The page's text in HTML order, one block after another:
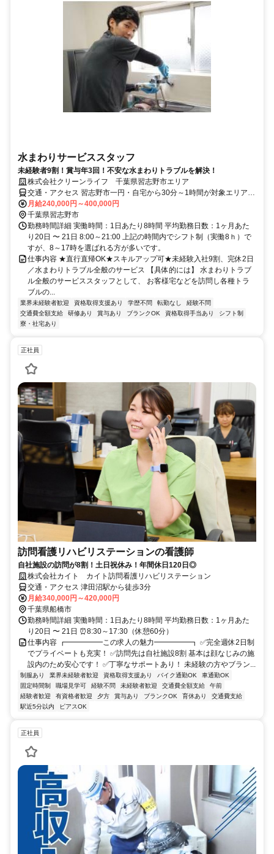
水まわりサービススタッフ
未経験者9割！賞与年3回！不安な水まわりトラブルを解決！
株式会社クリーンライフ 千葉県習志野市エリア
交通・アクセス 習志野市一円・自宅から30分～1時間が対象エリアで
す（直行直帰）。
月給240,000円～400,000円
千葉県習志野市
勤務時間詳細 実働時間：1日あたり8時間 平均勤務日数：1ヶ月あた
り20日 〜 21日 8:00～21:00 上記の時間内でシフト制（実働8ｈ）で
すが、8～17時を選ばれる方が多いです。
仕事内容 ★直行直帰OK★スキルアップ可★未経験入社9割、完休2日
／水まわりトラブル全般のサービス 【具体的には】 水まわりトラブ
ル全般のサービススタッフとして、 お客様宅などを訪問し各種トラ
ブルの...
業界未経験者歓迎 資格取得支援あり 学歴不問 転勤なし
経験不問
交通費全額支給
研修あり 賞与あり ブランクOK 資格取得手当あり
シフト制
寮・社宅あり
正社員
訪問看護リハビリステーションの看護師
自社施設の訪問が8割！土日祝休み！年間休日120日◎
株式会社カイト カイト訪問看護リハビリステーション
交通・アクセス 津田沼駅から徒歩3分
月給340,000円～420,000円
千葉県船橋市
勤務時間詳細 実働時間：1日あたり8時間 平均勤務日数：1ヶ月あた
り20日 〜 21日 ⏰8:30～17:30（休憩60分）
仕事内容 ┏━━━━━この求人の魅力━━━━━┓ ✅完全週休2日制
でプライベートも充実！ ✅訪問先は自社施設8割 基本は顔なじみの施
設内のため安心です！ ✅丁寧なサポートあり！ 未経験の方やブラン...
制服あり 業界未経験者歓迎 資格取得支援あり バイク通勤OK
車通勤OK
固定時間制
職場見学可 経験不問 未経験者歓迎 交通費全額支給
午前
経験者歓迎
有資格者歓迎 夕方 賞与あり ブランクOK 育休あり
交通費支給
駅近5分以内
ピアスOK
正社員